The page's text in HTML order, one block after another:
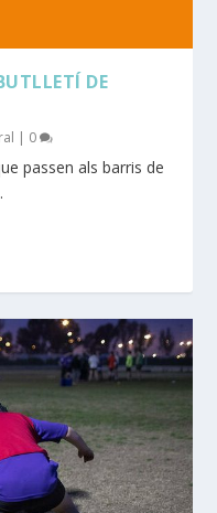
DE
| 0
passen als barris de